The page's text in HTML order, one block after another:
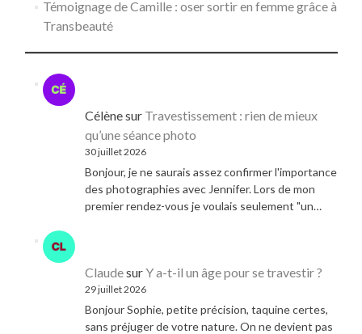
Témoignage de Camille : oser sortir en femme grâce à
Transbeauté
Célènesur Travestissement : rien de mieux
qu’une séance photo
30 juillet 2026
Bonjour, je ne saurais assez confirmer l'importance
des photographies avec Jennifer. Lors de mon
premier rendez-vous je voulais seulement "un…
ClaudesurY a-t-il un âge pour se travestir ?
29 juillet 2026
Bonjour Sophie, petite précision, taquine certes,
sans préjuger de votre nature. On ne devient pas